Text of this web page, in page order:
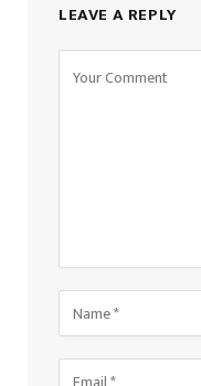
LEAVE A REPLY